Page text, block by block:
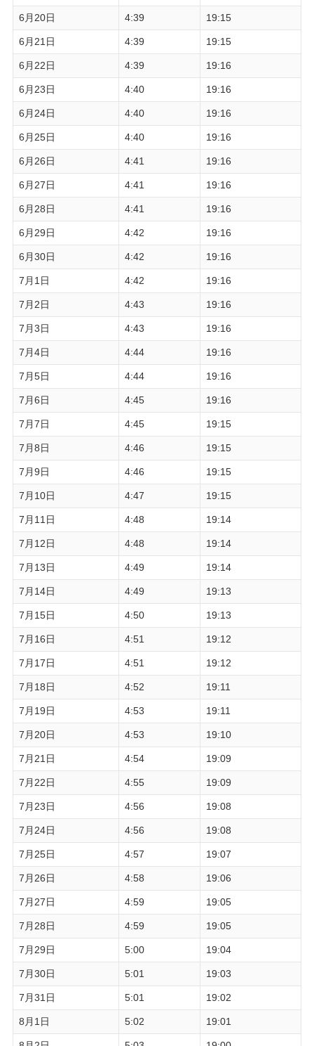
6月20日 4:39 19:15
6月21日 4:39 19:15
6月22日 4:39 19:16
6月23日 4:40 19:16
6月24日 4:40 19:16
6月25日 4:40 19:16
6月26日 4:41 19:16
6月27日 4:41 19:16
6月28日 4:41 19:16
6月29日 4:42 19:16
6月30日 4:42 19:16
7月1日 4:42 19:16
7月2日 4:43 19:16
7月3日 4:43 19:16
7月4日 4:44 19:16
7月5日 4:44 19:16
7月6日 4:45 19:16
7月7日 4:45 19:15
7月8日 4:46 19:15
7月9日 4:46 19:15
7月10日 4:47 19:15
7月11日 4:48 19:14
7月12日 4:48 19:14
7月13日 4:49 19:14
7月14日 4:49 19:13
7月15日 4:50 19:13
7月16日 4:51 19:12
7月17日 4:51 19:12
7月18日 4:52 19:11
7月19日 4:53 19:11
7月20日 4:53 19:10
7月21日 4:54 19:09
7月22日 4:55 19:09
7月23日 4:56 19:08
7月24日 4:56 19:08
7月25日 4:57 19:07
7月26日 4:58 19:06
7月27日 4:59 19:05
7月28日 4:59 19:05
7月29日 5:00 19:04
7月30日 5:01 19:03
7月31日 5:01 19:02
8月1日 5:02 19:01